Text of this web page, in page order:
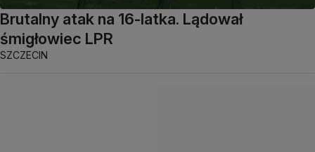
Brutalny atak na 16-latka. Lądował
śmigłowiec LPR
SZCZECIN